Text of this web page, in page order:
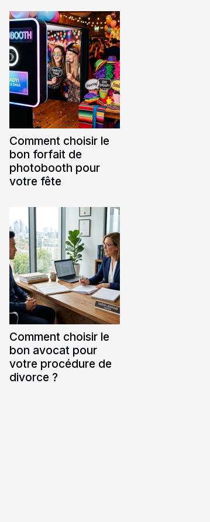
Comment choisir le
bon forfait de
photobooth pour
votre fête
Comment choisir le
bon avocat pour
votre procédure de
divorce ?